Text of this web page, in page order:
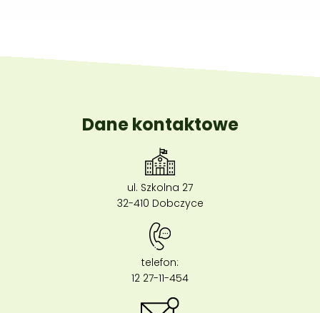
Dane kontaktowe
ul. Szkolna 27
32-410 Dobczyce
telefon:
12 27-11-454